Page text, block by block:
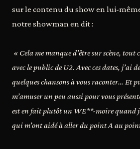
sur le contenu du show en lui-
notre showman en dit :
« Cela me manque d’être sur scène,
avec le public de U2. Avec ces dates, j’ai
quelques chansons à vous raconter… Et
m’amuser un peu aussi pour vous
est en fait plutôt un WE**-moire quand je
qui m’ont aidé à aller du point A au